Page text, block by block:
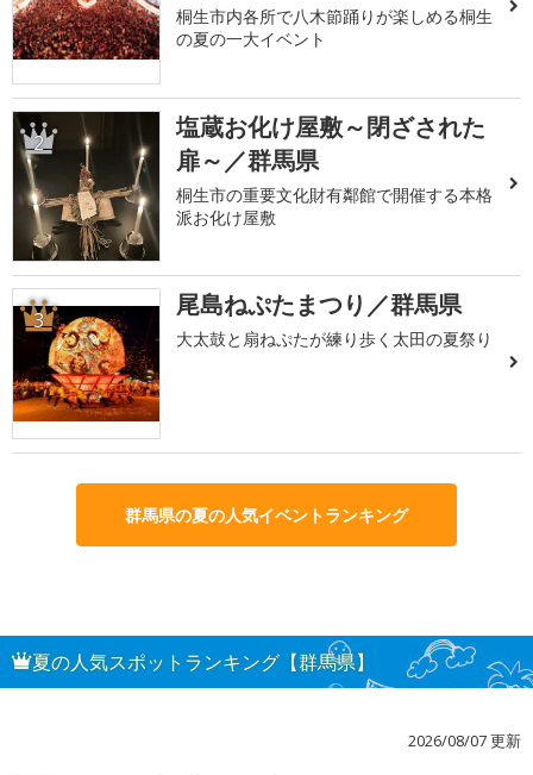
桐生市内各所で八木節踊りが楽しめる桐生
の夏の一大イベント
2
塩蔵お化け屋敷～閉ざされた
扉～／群馬県
桐生市の重要文化財有鄰館で開催する本格
派お化け屋敷
3 尾島ねぷたまつり／群馬県
大太鼓と扇ねぷたが練り歩く太田の夏祭り
群馬県の夏の人気イベントランキング
夏の人気スポットランキング【群馬県】
2026/08/07 更新